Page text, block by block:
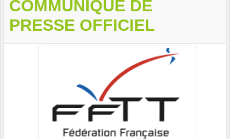
COMMUNIQUÉ DE
PRESSE OFFICIEL